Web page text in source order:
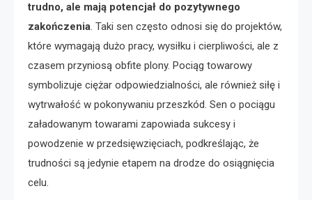
trudno, ale mają potencjał do pozytywnego
zakończenia. Taki sen często odnosi się do projektów,
które wymagają dużo pracy, wysiłku i cierpliwości, ale z
czasem przyniosą obfite plony. Pociąg towarowy
symbolizuje ciężar odpowiedzialności, ale również siłę i
wytrwałość w pokonywaniu przeszkód. Sen o pociągu
załadowanym towarami zapowiada sukcesy i
powodzenie w przedsięwzięciach, podkreślając, że
trudności są jedynie etapem na drodze do osiągnięcia
celu.